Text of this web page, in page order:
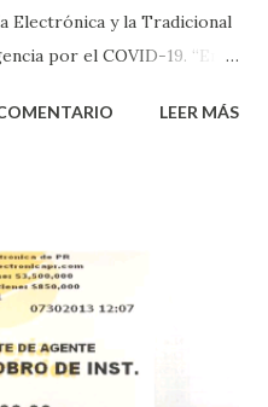
Electrónica y la Tradicional
por el COVID-19. “En
vendedores y
el sorteo de Powerball,
continuará realizando en los
podrán conocer los
través de la página
LEER MÁS